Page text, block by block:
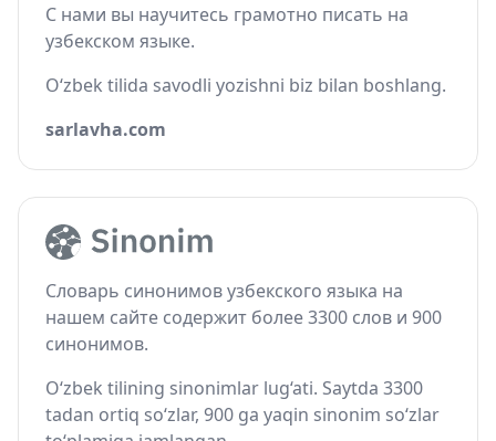
С нами вы научитесь грамотно писать на
узбекском языке.
O‘zbek tilida savodli yozishni biz bilan boshlang.
sarlavha.com
Словарь синонимов узбекского языка на
нашем сайте содержит более 3300 слов и 900
синонимов.
O‘zbek tilining sinonimlar lug‘ati. Saytda 3300
tadan ortiq so‘zlar, 900 ga yaqin sinonim so‘zlar